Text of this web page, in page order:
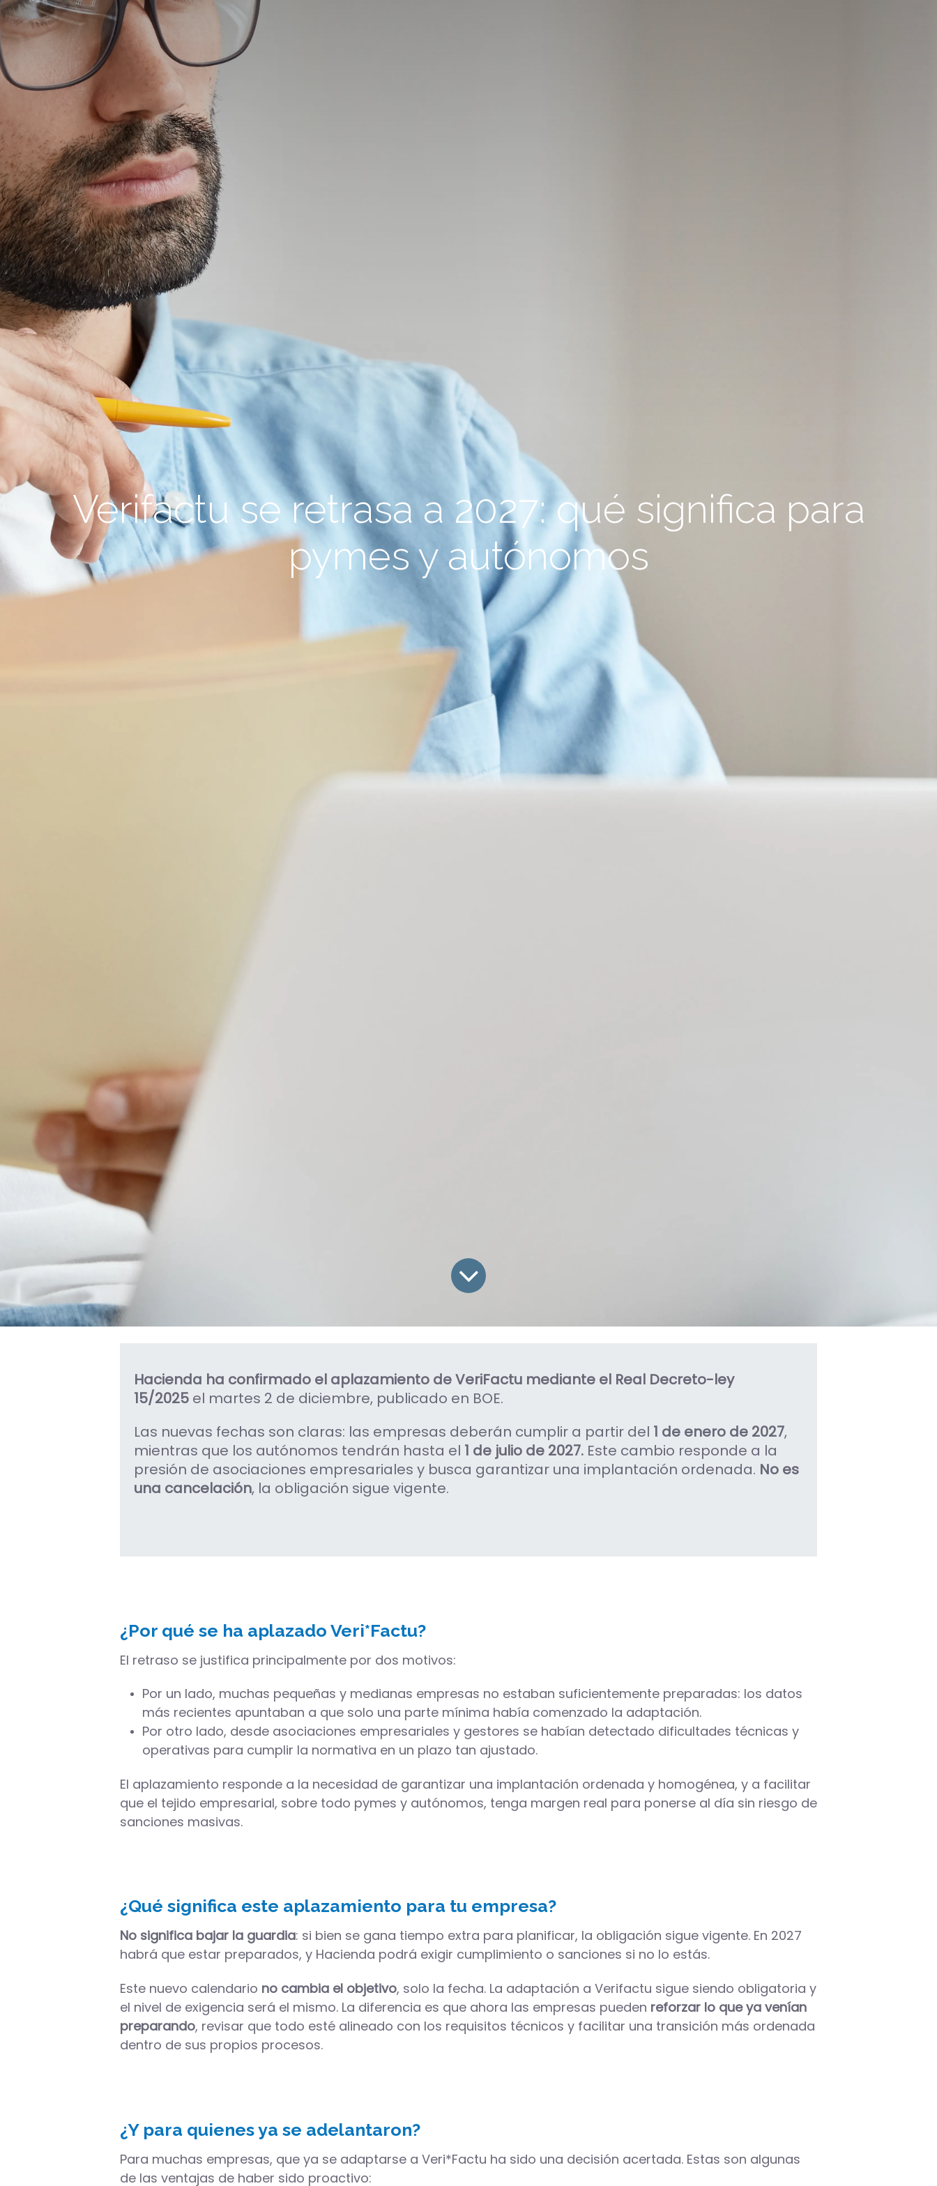
Verifactu se retrasa a 2027: qué significa para
pymes y autónomos
Hacienda ha confirmado el aplazamiento de VeriFactu mediante el Real Decreto-ley
15/2025 el martes 2 de diciembre, publicado en BOE.
Las nuevas fechas son claras: las empresas deberán cumplir a partir del 1 de enero de 2027,
mientras que los autónomos tendrán hasta el 1 de julio de 2027. Este cambio responde a la
presión de asociaciones empresariales y busca garantizar una implantación ordenada. No es
una cancelación, la obligación sigue vigente.
¿Por qué se ha aplazado Veri*Factu?
El retraso se justifica principalmente por dos motivos:
Por un lado, muchas pequeñas y medianas empresas no estaban suficientemente preparadas: los datos
más recientes apuntaban a que solo una parte mínima había comenzado la adaptación.
Por otro lado, desde asociaciones empresariales y gestores se habían detectado dificultades técnicas y
operativas para cumplir la normativa en un plazo tan ajustado.
El aplazamiento responde a la necesidad de garantizar una implantación ordenada y homogénea, y a facilitar
que el tejido empresarial, sobre todo pymes y autónomos, tenga margen real para ponerse al día sin riesgo de
sanciones masivas.
¿Qué significa este aplazamiento para tu empresa?
No significa bajar la guardia: si bien se gana tiempo extra para planificar, la obligación sigue vigente. En 2027
habrá que estar preparados, y Hacienda podrá exigir cumplimiento o sanciones si no lo estás.
Este nuevo calendario no cambia el objetivo, solo la fecha. La adaptación a Verifactu sigue siendo obligatoria y
el nivel de exigencia será el mismo. La diferencia es que ahora las empresas pueden reforzar lo que ya venían
preparando, revisar que todo esté alineado con los requisitos técnicos y facilitar una transición más ordenada
dentro de sus propios procesos.
¿Y para quienes ya se adelantaron?
Para muchas empresas, que ya se adaptarse a Veri*Factu ha sido una decisión acertada. Estas son algunas
de las ventajas de haber sido proactivo: